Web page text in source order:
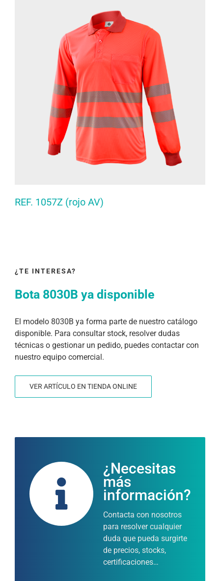
REF. 1057Z (rojo AV)
¿TE INTERESA?
Bota 8030B ya disponible
El modelo 8030B ya forma parte de nuestro catálogo
disponible. Para consultar stock, resolver dudas
técnicas o gestionar un pedido, puedes contactar con
nuestro equipo comercial.
VER ARTÍCULO EN TIENDA ONLINE
¿Necesitas
más
información?
Contacta con nosotros
para resolver cualquier
duda que pueda surgirte
de precios, stocks,
certificaciones…